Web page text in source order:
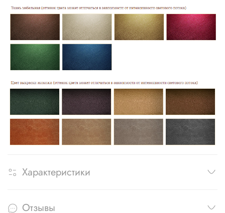
Характеристики
Отзывы